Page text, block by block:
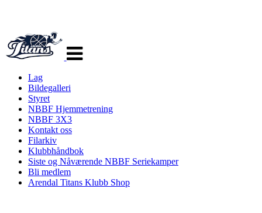
navigasjon
Lag
Bildegalleri
Styret
NBBF Hjemmetrening
NBBF 3X3
Kontakt oss
Filarkiv
Klubbhåndbok
Siste og Nåværende NBBF Seriekamper
Bli medlem
Arendal Titans Klubb Shop